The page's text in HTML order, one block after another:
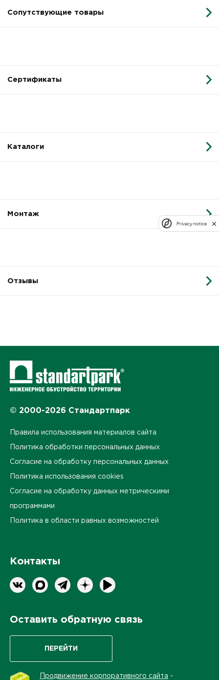
Сопутствующие товары
Сертификаты
Каталоги
Монтаж
Отзывы
© 2000-2026 Стандартпарк
Правила использования материалов сайта
Политика обработки персональных данных
Согласие на обработку персональных данных
Политика использования cookies
Согласие на обработку данных метрическими
программами
Политика в области равных возможностей
Контакты
Оставить обратную связь
ПЕРЕЙТИ
Продвижение корпоративного сайта -
Privacy notice